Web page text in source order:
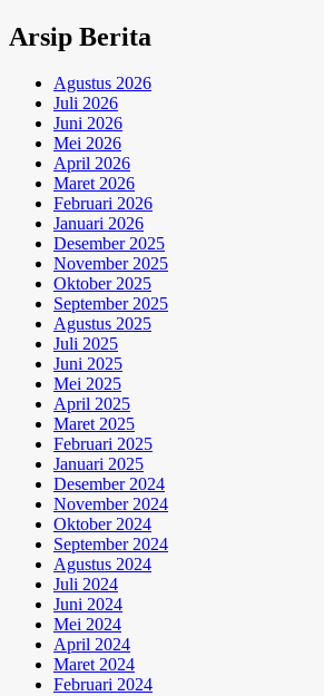
Arsip Berita
Agustus 2026
Juli 2026
Juni 2026
Mei 2026
April 2026
Maret 2026
Februari 2026
Januari 2026
Desember 2025
November 2025
Oktober 2025
September 2025
Agustus 2025
Juli 2025
Juni 2025
Mei 2025
April 2025
Maret 2025
Februari 2025
Januari 2025
Desember 2024
November 2024
Oktober 2024
September 2024
Agustus 2024
Juli 2024
Juni 2024
Mei 2024
April 2024
Maret 2024
Februari 2024